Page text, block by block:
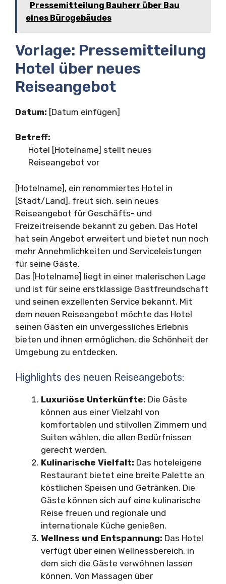
Pressemitteilung Bauherr über Bau
eines Bürogebäudes
Vorlage: Pressemitteilung
Hotel über neues
Reiseangebot
Datum: [Datum einfügen]
Betreff:
Hotel [Hotelname] stellt neues
Reiseangebot vor
[Hotelname], ein renommiertes Hotel in
[Stadt/Land], freut sich, sein neues
Reiseangebot für Geschäfts- und
Freizeitreisende bekannt zu geben. Das Hotel
hat sein Angebot erweitert und bietet nun noch
mehr Annehmlichkeiten und Serviceleistungen
für seine Gäste.
Das [Hotelname] liegt in einer malerischen Lage
und ist für seine erstklassige Gastfreundschaft
und seinen exzellenten Service bekannt. Mit
dem neuen Reiseangebot möchte das Hotel
seinen Gästen ein unvergessliches Erlebnis
bieten und ihnen ermöglichen, die Schönheit der
Umgebung zu entdecken.
Highlights des neuen Reiseangebots:
Luxuriöse Unterkünfte: Die Gäste
können aus einer Vielzahl von
komfortablen und stilvollen Zimmern und
Suiten wählen, die allen Bedürfnissen
gerecht werden.
Kulinarische Vielfalt: Das hoteleigene
Restaurant bietet eine breite Palette an
köstlichen Speisen und Getränken. Die
Gäste können sich auf eine kulinarische
Reise freuen und regionale und
internationale Küche genießen.
Wellness und Entspannung: Das Hotel
verfügt über einen Wellnessbereich, in
dem sich die Gäste verwöhnen lassen
können. Von Massagen über